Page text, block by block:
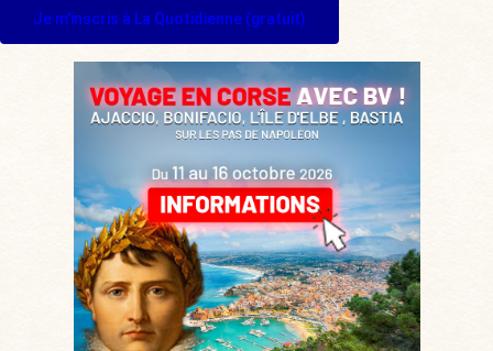
Je m'inscris à La Quotidienne (gratuit)